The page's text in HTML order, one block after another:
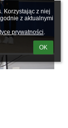
Korzystając z niej
z aktualnymi
prywatności.
OK